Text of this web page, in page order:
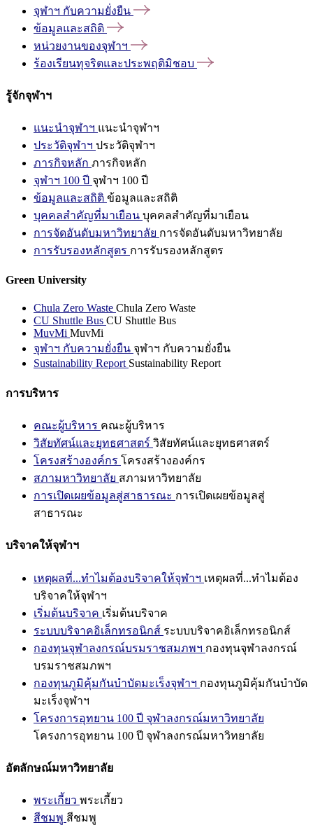
จุฬาฯ กับความยั่งยืน
ข้อมูลและสถิติ
หน่วยงานของจุฬาฯ
ร้องเรียนทุจริตและประพฤติมิชอบ
รู้จักจุฬาฯ
แนะนำจุฬาฯ แนะนำจุฬาฯ
ประวัติจุฬาฯ ประวัติจุฬาฯ
ภารกิจหลัก ภารกิจหลัก
จุฬาฯ 100 ปี จุฬาฯ 100 ปี
ข้อมูลและสถิติ ข้อมูลและสถิติ
บุคคลสำคัญที่มาเยือน บุคคลสำคัญที่มาเยือน
การจัดอันดับมหาวิทยาลัย การจัดอันดับมหาวิทยาลัย
การรับรองหลักสูตร การรับรองหลักสูตร
Green University
Chula Zero Waste Chula Zero Waste
CU Shuttle Bus CU Shuttle Bus
MuvMi MuvMi
จุฬาฯ กับความยั่งยืน จุฬาฯ กับความยั่งยืน
Sustainability Report Sustainability Report
การบริหาร
คณะผู้บริหาร คณะผู้บริหาร
วิสัยทัศน์และยุทธศาสตร์ วิสัยทัศน์และยุทธศาสตร์
โครงสร้างองค์กร โครงสร้างองค์กร
สภามหาวิทยาลัย สภามหาวิทยาลัย
การเปิดเผยข้อมูลสู่สาธารณะ การเปิดเผยข้อมูลสู่
สาธารณะ
บริจาคให้จุฬาฯ
เหตุผลที่...ทำไมต้องบริจาคให้จุฬาฯ เหตุผลที่...ทำไมต้อง
บริจาคให้จุฬาฯ
เริ่มต้นบริจาค เริ่มต้นบริจาค
ระบบบริจาคอิเล็กทรอนิกส์ ระบบบริจาคอิเล็กทรอนิกส์
กองทุนจุฬาลงกรณ์บรมราชสมภพฯ กองทุนจุฬาลงกรณ์
บรมราชสมภพฯ
กองทุนภูมิคุ้มกันบำบัดมะเร็งจุฬาฯ กองทุนภูมิคุ้มกันบำบัด
มะเร็งจุฬาฯ
โครงการอุทยาน 100 ปี จุฬาลงกรณ์มหาวิทยาลัย
โครงการอุทยาน 100 ปี จุฬาลงกรณ์มหาวิทยาลัย
อัตลักษณ์มหาวิทยาลัย
พระเกี้ยว พระเกี้ยว
สีชมพู สีชมพู